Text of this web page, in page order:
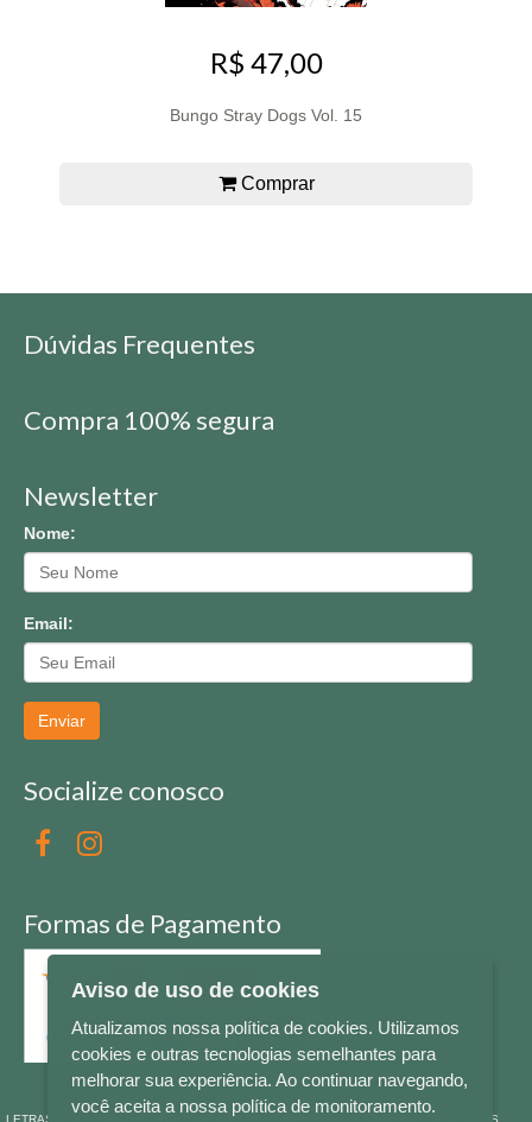
R$ 47,00
Bungo Stray Dogs Vol. 15
Comprar
Dúvidas Frequentes
Compra 100% segura
Newsletter
Nome:
Email:
Enviar
Socialize conosco
Formas de Pagamento
LETRAS & CIA - CNPJ n° 88.587.548/0001-20 - Térreo Bourbon Shopping - AV. NAÇÕES
Aviso de uso de cookies
Atualizamos nossa política de cookies. Utilizamos
cookies e outras tecnologias semelhantes para
melhorar sua experiência. Ao continuar navegando,
você aceita a nossa política de monitoramento.